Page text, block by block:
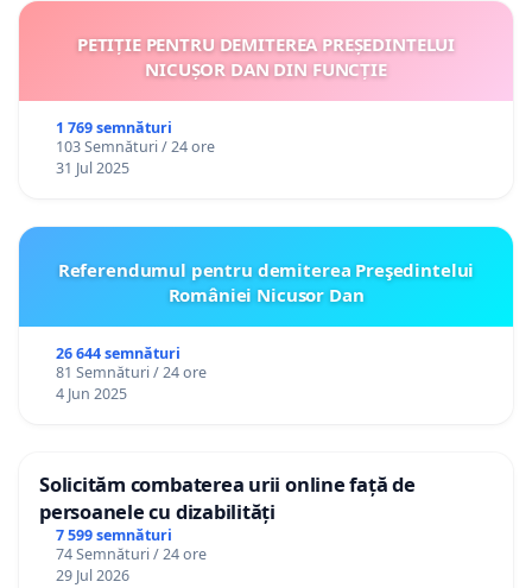
PETIȚIE PENTRU DEMITEREA PREȘEDINTELUI
NICUȘOR DAN DIN FUNCȚIE
1 769 semnături
103 Semnături / 24 ore
31 Jul 2025
Referendumul pentru demiterea Preşedintelui
României Nicusor Dan
26 644 semnături
81 Semnături / 24 ore
4 Jun 2025
Solicităm combaterea urii online față de
persoanele cu dizabilități
7 599 semnături
74 Semnături / 24 ore
29 Jul 2026